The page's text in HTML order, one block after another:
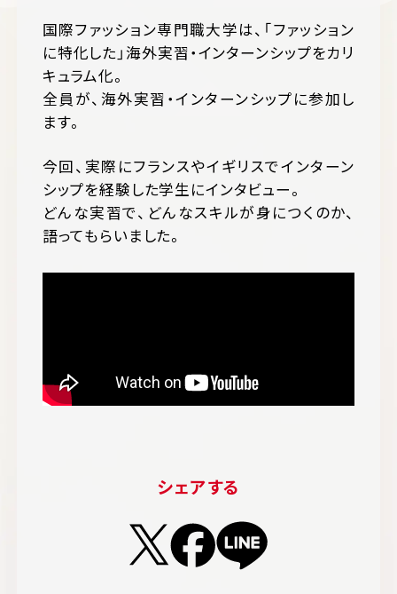
国際ファッション専門職大学は、「ファッション
に特化した」海外実習・インターンシップをカリ
キュラム化。
全員が、海外実習・インターンシップに参加し
ます。
今回、実際にフランスやイギリスでインターン
シップを経験した学生にインタビュー。
どんな実習で、どんなスキルが身につくのか、
語ってもらいました。
シェアする